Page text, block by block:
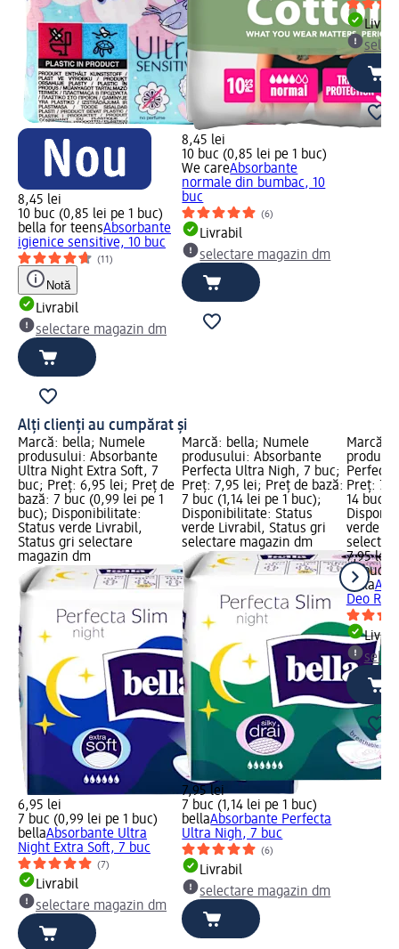
8,45 lei
10 buc (0,85 lei pe 1 buc)
bella for teensAbsorbante
igienice sensitive, 10 buc
(11)
Notă
Livrabil
selectare magazin dm
8,45 lei
10 buc (0,85 lei pe 1 buc)
We careAbsorbante
normale din bumbac, 10
buc
(6)
Livrabil
selectare magazin dm
Alți clienți au cumpărat și
Marcă: bella; Numele
produsului: Absorbante
Ultra Night Extra Soft, 7
buc; Preț: 6,95 lei; Preț de
bază: 7 buc (0,99 lei pe 1
buc); Disponibilitate:
Status verde Livrabil,
Status gri selectare
magazin dm
6,95 lei
7 buc (0,99 lei pe 1 buc)
bellaAbsorbante Ultra
Night Extra Soft, 7 buc
(7)
Livrabil
selectare magazin dm
Marcă: bella; Numele
produsului: Absorbante
Perfecta Ultra Nigh, 7 buc;
Preț: 7,95 lei; Preț de bază:
7 buc (1,14 lei pe 1 buc);
Disponibilitate: Status
verde Livrabil, Status gri
selectare magazin dm
7,95 lei
7 buc (1,14 lei pe 1 buc)
bellaAbsorbante Perfecta
Ultra Nigh, 7 buc
(6)
Livrabil
selectare magazin dm
Marcă:
Perfecta
Preț:
14 buc
verde
7,95 lei
14 buc
bella
Deo